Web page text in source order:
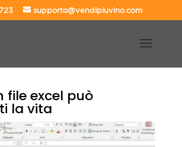
supporto@vendipiuvino.com
file excel può
la vita